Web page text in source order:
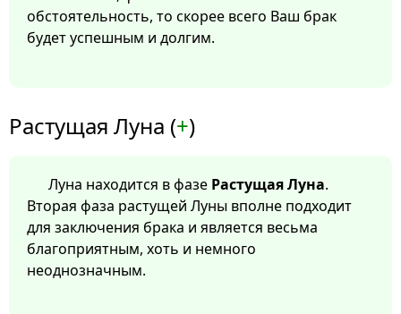
обстоятельность, то скорее всего Ваш брак
будет успешным и долгим.
Растущая Луна (+)
Луна находится в фазе Растущая Луна.
Вторая фаза растущей Луны вполне подходит
для заключения брака и является весьма
благоприятным, хоть и немного
неоднозначным.